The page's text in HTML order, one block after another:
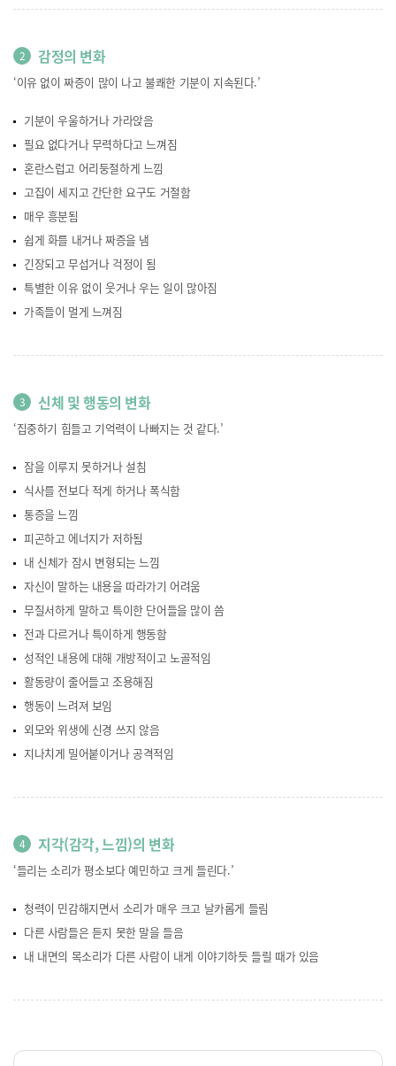
2 감정의 변화
‘이유 없이 짜증이 많이 나고 불쾌한 기분이 지속된다.’
기분이 우울하거나 가라앉음
필요 없다거나 무력하다고 느껴짐
혼란스럽고 어리둥절하게 느낌
고집이 세지고 간단한 요구도 거절함
매우 흥분됨
쉽게 화를 내거나 짜증을 냄
긴장되고 무섭거나 걱정이 됨
특별한 이유 없이 웃거나 우는 일이 많아짐
가족들이 멀게 느껴짐
3 신체 및 행동의 변화
‘집중하기 힘들고 기억력이 나빠지는 것 같다.’
잠을 이루지 못하거나 설침
식사를 전보다 적게 하거나 폭식함
통증을 느낌
피곤하고 에너지가 저하됨
내 신체가 잠시 변형되는 느낌
자신이 말하는 내용을 따라가기 어려움
무질서하게 말하고 특이한 단어들을 많이 씀
전과 다르거나 특이하게 행동함
성적인 내용에 대해 개방적이고 노골적임
활동량이 줄어들고 조용해짐
행동이 느려져 보임
외모와 위생에 신경 쓰지 않음
지나치게 밀어붙이거나 공격적임
4 지각(감각, 느낌)의 변화
‘들리는 소리가 평소보다 예민하고 크게 들린다.’
청력이 민감해지면서 소리가 매우 크고 날카롭게 들림
다른 사람들은 듣지 못한 말을 들음
내 내면의 목소리가 다른 사람이 내게 이야기하듯 들릴 때가 있음